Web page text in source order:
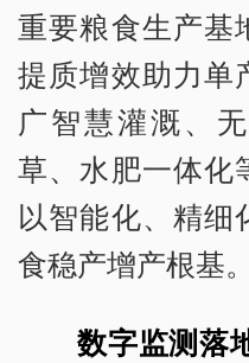
重要粮食生产基
提质增效助力单
广智慧灌溉、
草、水肥一体化
以智能化、精细
食稳产增产根基。
数字监测落